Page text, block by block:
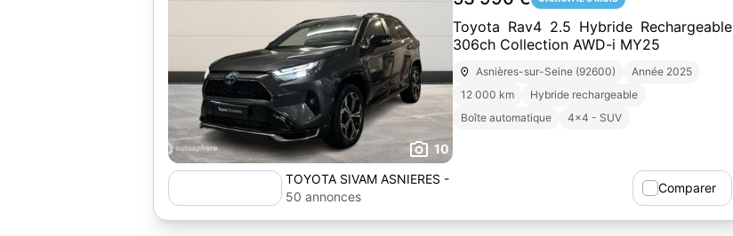
10
Toyota Rav4 2.5 Hybride Rechargeable
306ch Collection AWD-i MY25
Asnières-sur-Seine (92600)
Année 2025
12 000 km
Hybride rechargeable
Boîte automatique
4x4 - SUV
TOYOTA SIVAM ASNIERES -
AUTOSPHERE
50 annonces
Comparer